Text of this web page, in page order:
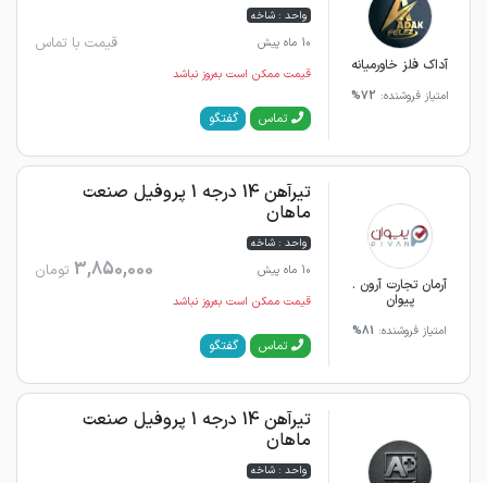
آداک فلز خاورمیانه
امتیاز فروشنده: 72%
واحد : شاخه
10 ماه پیش
قیمت با تماس
قیمت ممکن است به‌روز نباشد
تماس گفتگو
آرمان تجارت آرون .
پیوان
امتیاز فروشنده: 81%
تیرآهن 14 درجه 1 پروفیل صنعت
ماهان
واحد : شاخه
10 ماه پیش
3,850,000 تومان
قیمت ممکن است به‌روز نباشد
تماس گفتگو
تیرآهن 14 درجه 1 پروفیل صنعت
ماهان
واحد : شاخه